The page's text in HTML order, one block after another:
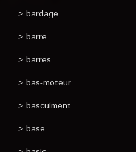
bardage
barre
barres
bas-moteur
basculment
base